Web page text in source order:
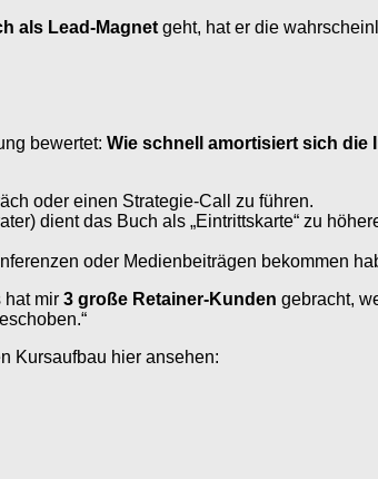
als Lead-Magnet geht, hat er die
bewertet: Wie schnell amortisiert sich die
oder einen Strategie-Call zu führen.
dient das Buch als „Eintrittskarte“ zu
oder Medienbeiträgen bekommen
hat mir 3 große Retainer-Kunden gebracht,
Kursaufbau hier ansehen: